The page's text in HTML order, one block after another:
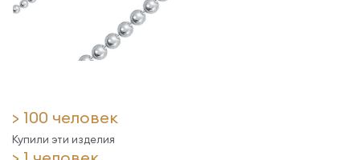
> 100 человек
Купили эти изделия